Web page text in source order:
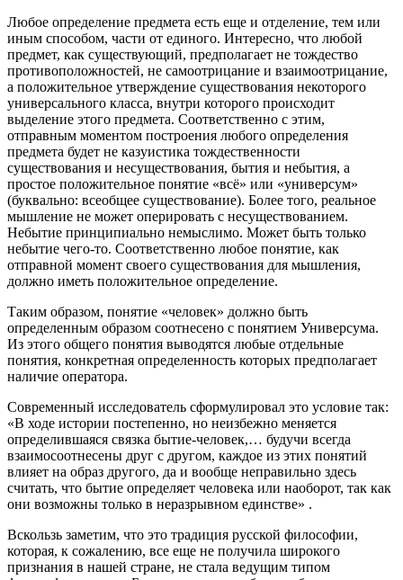
Любое определение предмета есть еще и отделение, тем или
иным способом, части от единого. Интересно, что любой
предмет, как существующий, предполагает не тождество
противоположностей, не самоотрицание и взаимоотрицание,
а положительное утверждение существования некоторого
универсального класса, внутри которого происходит
выделение этого предмета. Соответственно с этим,
отправным моментом построения любого определения
предмета будет не казуистика тождественности
существования и несуществования, бытия и небытия, а
простое положительное понятие «всё» или «универсум»
(буквально: всеобщее существование). Более того, реальное
мышление не может оперировать с несуществованием.
Небытие принципиально немыслимо. Может быть только
небытие чего-то. Соответственно любое понятие, как
отправной момент своего существования для мышления,
должно иметь положительное определение.
Таким образом, понятие «человек» должно быть
определенным образом соотнесено с понятием Универсума.
Из этого общего понятия выводятся любые отдельные
понятия, конкретная определенность которых предполагает
наличие оператора.
Современный исследователь сформулировал это условие так:
«В ходе истории постепенно, но неизбежно меняется
определившаяся связка бытие-человек,… будучи всегда
взаимосоотнесены друг с другом, каждое из этих понятий
влияет на образ другого, да и вообще неправильно здесь
считать, что бытие определяет человека или наоборот, так как
они возможны только в неразрывном единстве» .
Вскользь заметим, что это традиция русской философии,
которая, к сожалению, все еще не получила широкого
признания в нашей стране, не стала ведущим типом